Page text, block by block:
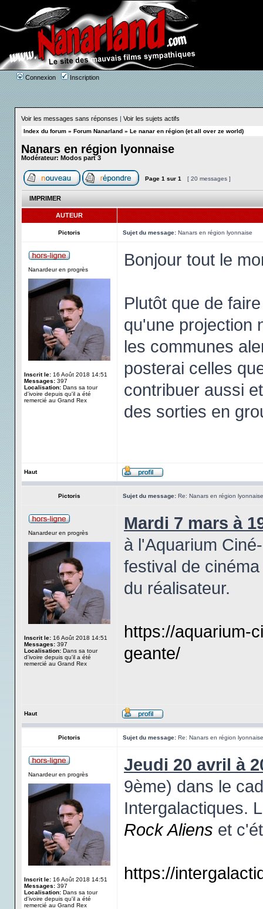
Connexion Inscription
Voir les messages sans réponses | Voir les sujets actifs
Index du forum » Forum Nanarland » Le nanar en région (et all over ze world)
Nanars en région lyonnaise
Modérateur: Modos part 3
Page 1 sur 1 [ 20 messages ]
IMPRIMER
AUTEUR
Pictoris Sujet du message: Nanars en région lyonnaise
Nanardeur en progrès
Inscrit le: 16 Août 2018 14:51
Messages: 397
Localisation: Dans sa tour
d'ivoire depuis qu'il a été
remercié au Grand Rex
Bonjour tout le
Plutôt que de
qu'une projection
les communes
posterai celles
contribuer aussi
des sorties en
Haut
Pictoris Sujet du message: Re: Nanars en région lyonnaise
Nanardeur en progrès
Inscrit le: 16 Août 2018 14:51
Messages: 397
Localisation: Dans sa tour
d'ivoire depuis qu'il a été
remercié au Grand Rex
Mardi 7 mars à
à l'Aquarium
festival de
du réalisateur.
https://aquarium-
geante/
Haut
Pictoris Sujet du message: Re: Nanars en région lyonnaise
Nanardeur en progrès
Inscrit le: 16 Août 2018 14:51
Messages: 397
Localisation: Dans sa tour
d'ivoire depuis qu'il a été
remercié au Grand Rex
Jeudi 20 avril à
9ème) dans le
Intergalactiques.
Rock Aliens et
https://